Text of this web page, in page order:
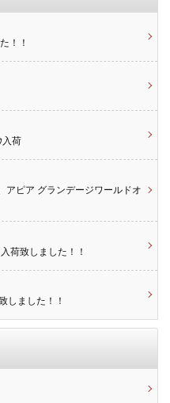
！！
入荷
アピア グランデージワールドオ
荷致しました！！
しました！！